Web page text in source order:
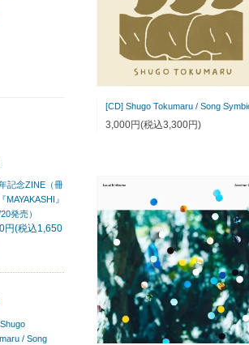
[CD] Shugo Tokumaru / Song
3,000円(税込3,300円)
記念ZINE（冊
MAYAKASHI』
20発売）
円(税込1,650
/ Song